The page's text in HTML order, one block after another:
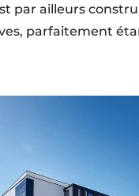
par ailleurs
parfaitement